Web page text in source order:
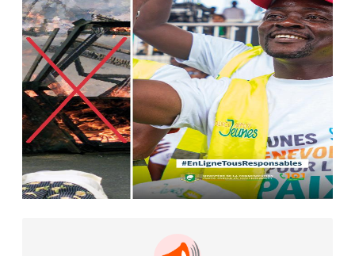
AIP
10 avr. 2026, 09:48
Nommé Médiateur de la
République, Gaoussou Touré prend
officiellement fonction
AIP
13 mars 2026, 10:43
Nécrologie : décès de Guillaume
Houphouët-Boigny, fils du Père
fondateur...
12ᵉ Congrès ordinaire de l’UNJCI: la